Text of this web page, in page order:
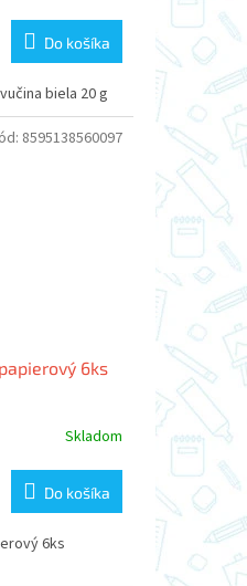
Do košíka
biela 20 g
6ks
Skladom
Do košíka
6ks
8595138560097